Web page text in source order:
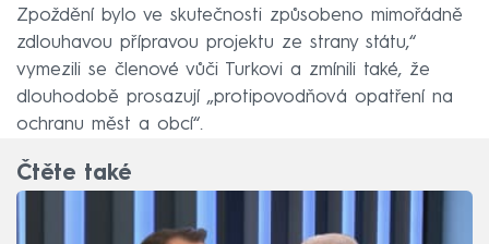
Zpoždění bylo ve skutečnosti způsobeno mimořádně
zdlouhavou přípravou projektu ze strany státu,“
vymezili se členové vůči Turkovi a zmínili také, že
dlouhodobě prosazují „protipovodňová opatření na
ochranu měst a obcí“.
Čtěte také